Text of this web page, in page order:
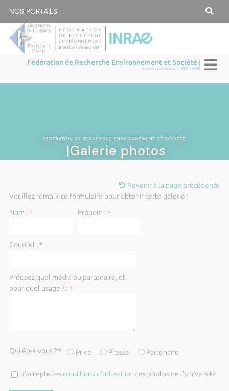
NOS PORTAILS :
Fédération de Recherche Environnement et Société |
Università di Corsica / INRAE / CNRS
FÉDÉRATION DE RECHERCHE ENVIRONNEMENT ET SOCIÉTÉ
|Galerie photos
Revenir à la page précédente
Veuillez remplir ce formulaire pour obtenir cette galerie :
Nom :* Prénom :*
Courriel :*
Précisez quel média ou partenaire, et
pour quel usage ? :*
Qui êtes-vous ?* Privé Presse Partenaire
J’accepte lesconditions d’utilisation des photos de l'Università